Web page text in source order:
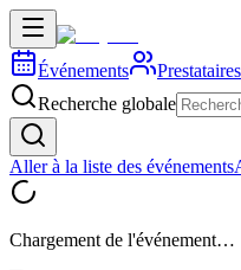
Événements
Prestataires
Recherche globale
Aller à la liste des événements
Chargement de l'événement…